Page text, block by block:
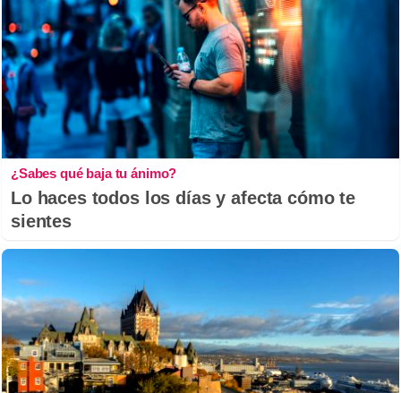
¿Sabes qué baja tu ánimo?
Lo haces todos los días y afecta cómo te
sientes